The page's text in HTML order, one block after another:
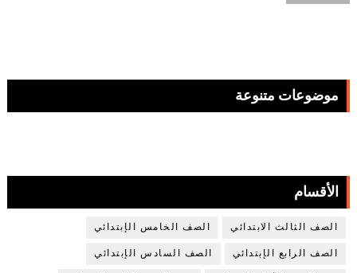
موضوعات متنوعة
الأقسام
الصف الثالث الابتدائي الصف الخامس الإبتدائي
الصف الرابع الإبتدائي الصف السادس الإبتدائي